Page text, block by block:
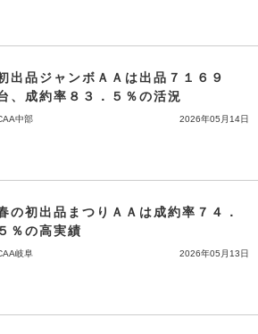
出品ジャンボＡＡは出品７１６９
、成約率８３．５％の活況
中部 2026年05月14日
の初出品まつりＡＡは成約率７４．
５％の高実績
岐阜 2026年05月13日